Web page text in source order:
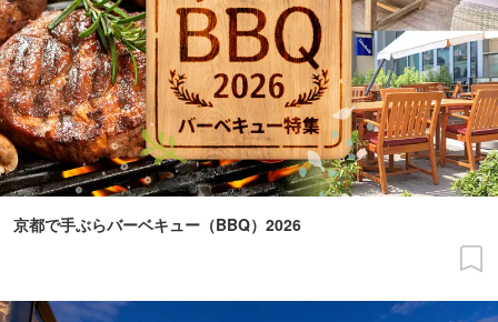
京都で手ぶらバーベキュー（BBQ）2026